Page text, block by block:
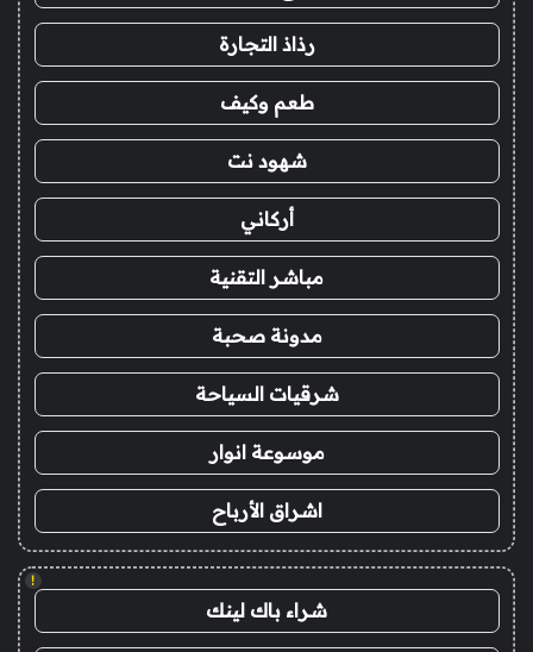
رذاذ التجارة
طعم وكيف
شهود نت
أركاني
مباشر التقنية
مدونة صحبة
شرقيات السياحة
موسوعة انوار
اشراق الأرباح
!
شراء باك لينك